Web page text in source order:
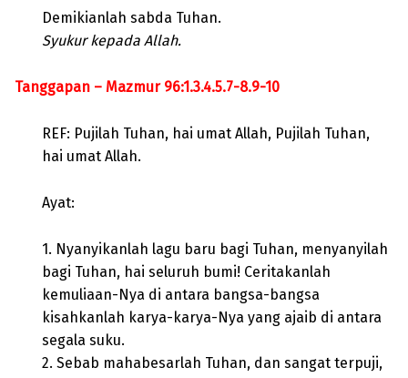
Demikianlah sabda Tuhan.
Syukur kepada Allah.
Tanggapan – Mazmur 96:1.3.4.5.7-8.9-10
REF: Pujilah Tuhan, hai umat Allah, Pujilah Tuhan,
hai umat Allah.
Ayat:
1. Nyanyikanlah lagu baru bagi Tuhan, menyanyilah
bagi Tuhan, hai seluruh bumi! Ceritakanlah
kemuliaan-Nya di antara bangsa-bangsa
kisahkanlah karya-karya-Nya yang ajaib di antara
segala suku.
2. Sebab mahabesarlah Tuhan, dan sangat terpuji,